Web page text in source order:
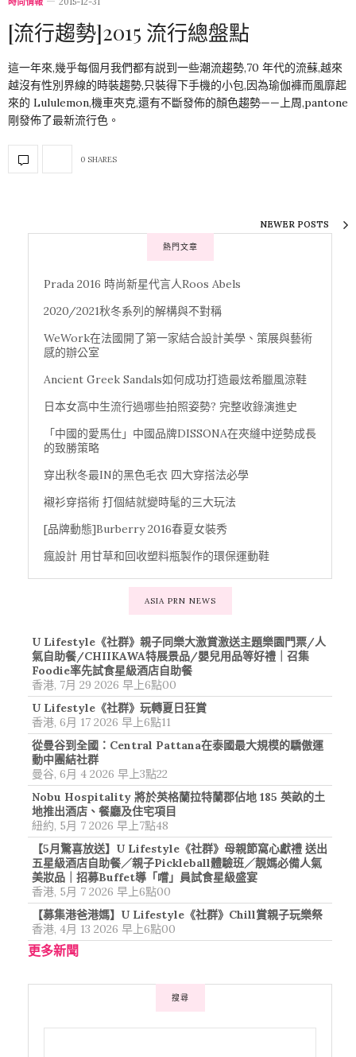
[流行趨勢]2015 流行總盤點
這一年來,幾乎每個月我們都有説到一些潮流趨勢,70 年代的流蘇,越來
越沒有性別界線的時裝趨勢,只裝得下手機的小包,因為瑜伽褲而風靡起
來的 Lululemon,機車夾克,還有不斷發佈的顏色趨勢——上周,pantone
剛發佈了最新流行色。
0 SHARES
NEWER POSTS
熱門文章
Prada 2016 時尚新星代言人Roos Abels
2020/2021秋冬系列的解構與不對稱
WeWork在法國開了第一家結合設計美學、策展與藝術
感的辦公室
Ancient Greek Sandals如何成功打造最炫希臘風涼鞋
日本女高中生流行過哪些拍照姿勢? 完整收錄演進史
「中國的愛馬仕」中國品牌DISSONA在夾縫中逆勢成長
的致勝策略
穿出秋冬最IN的黑色毛衣 四大穿搭法必學
襯衫穿搭術 打個結就變時髦的三大玩法
[品牌動態]Burberry 2016春夏女裝秀
瘋設計 用甘草和回收塑料瓶製作的環保運動鞋
ASIA PRN NEWS
U Lifestyle《社群》親子同樂大激賞激送主題樂園門票/人
氣自助餐/CHIIKAWA特展景品/嬰兒用品等好禮｜召集
Foodie率先試食星級酒店自助餐
香港, 7月 29 2026 早上6點00
U Lifestyle《社群》玩轉夏日狂賞
香港, 6月 17 2026 早上6點11
從曼谷到全國：Central Pattana在泰國最大規模的驕傲運
動中團結社群
曼谷, 6月 4 2026 早上3點22
Nobu Hospitality 將於英格蘭拉特蘭郡佔地 185 英畝的土
地推出酒店、餐廳及住宅項目
紐約, 5月 7 2026 早上7點48
【5月驚喜放送】U Lifestyle《社群》母親節窩心獻禮 送出
五星級酒店自助餐／親子Pickleball體驗班／靚媽必備人氣
美妝品｜招募Buffet導「嚐」員試食星級盛宴
香港, 5月 7 2026 早上6點00
【募集港爸港媽】U Lifestyle《社群》Chill賞親子玩樂祭
香港, 4月 13 2026 早上6點00
更多新聞
搜尋